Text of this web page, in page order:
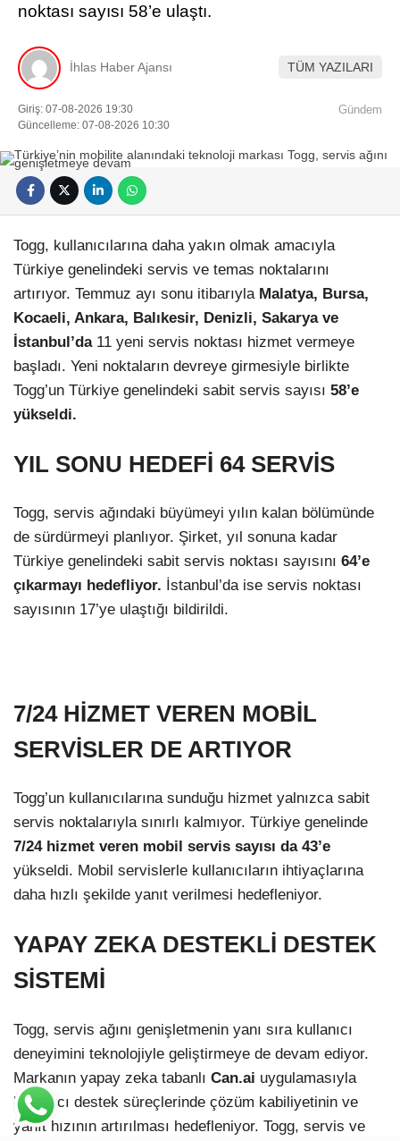
noktası sayısı 58’e ulaştı.
İhlas Haber Ajansı TÜM YAZILARI
Giriş: 07-08-2026 19:30
Güncelleme: 07-08-2026 10:30
Gündem
Togg, kullanıcılarına daha yakın olmak amacıyla
Türkiye genelindeki servis ve temas noktalarını
artırıyor. Temmuz ayı sonu itibarıyla Malatya, Bursa,
Kocaeli, Ankara, Balıkesir, Denizli, Sakarya ve
İstanbul’da11 yeni servis noktası hizmet vermeye
başladı. Yeni noktaların devreye girmesiyle birlikte
Togg’un Türkiye genelindeki sabit servis sayısı 58’e
yükseldi.
YIL SONU HEDEFİ 64 SERVİS
Togg, servis ağındaki büyümeyi yılın kalan bölümünde
de sürdürmeyi planlıyor. Şirket, yıl sonuna kadar
Türkiye genelindeki sabit servis noktası sayısını 64’e
çıkarmayı hedefliyor. İstanbul’da ise servis noktası
sayısının 17’ye ulaştığı bildirildi.
7/24 HİZMET VEREN MOBİL
SERVİSLER DE ARTIYOR
Togg’un kullanıcılarına sunduğu hizmet yalnızca sabit
servis noktalarıyla sınırlı kalmıyor. Türkiye genelinde
7/24 hizmet veren mobil servis sayısı da 43’e
yükseldi. Mobil servislerle kullanıcıların ihtiyaçlarına
daha hızlı şekilde yanıt verilmesi hedefleniyor.
YAPAY ZEKA DESTEKLİ DESTEK
SİSTEMİ
Togg, servis ağını genişletmenin yanı sıra kullanıcı
deneyimini teknolojiyle geliştirmeye de devam ediyor.
Markanın yapay zeka tabanlı Can.ai uygulamasıyla
kullanıcı destek süreçlerinde çözüm kabiliyetinin ve
yanıt hızının artırılması hedefleniyor. Togg, servis ve